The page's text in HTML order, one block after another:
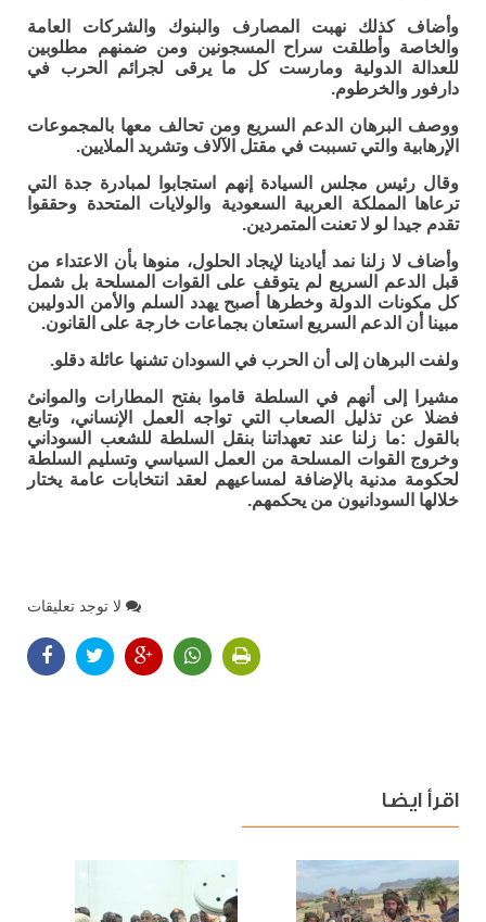
وأضاف كذلك نهبت المصارف والبنوك والشركات العامة
والخاصة وأطلقت سراح المسجونين ومن ضمنهم مطلوبين
للعدالة الدولية ومارست كل ما يرقى لجرائم الحرب في
دارفور والخرطوم.
ووصف البرهان الدعم السريع ومن تحالف معها بالمجموعات
الإرهابية والتي تسببت في مقتل الآلاف وتشريد الملايين.
وقال رئيس مجلس السيادة إنهم استجابوا لمبادرة جدة التي
ترعاها المملكة العربية السعودية والولايات المتحدة وحققوا
تقدم جيدا لو لا تعنت المتمردين.
وأضاف لا زلنا نمد أيادينا لإيجاد الحلول، منوها بأن الاعتداء من
قبل الدعم السريع لم يتوقف على القوات المسلحة بل شمل
كل مكونات الدولة وخطرها أصبح يهدد السلم والأمن الدوليبن
مبينا أن الدعم السريع استعان بجماعات خارجة على القانون.
ولفت البرهان إلى أن الحرب في السودان تشنها عائلة دقلو.
مشيرا إلى أنهم في السلطة قاموا بفتح المطارات والموانئ
فضلا عن تذليل الصعاب التي تواجه العمل الإنساني، وتابع
بالقول :ما زلنا عند تعهداتنا بنقل السلطة للشعب السوداني
وخروج القوات المسلحة من العمل السياسي وتسليم السلطة
لحكومة مدنية بالإضافة لمساعيهم لعقد انتخابات عامة يختار
خلالها السودانيون من يحكمهم.
لا توجد تعليقات
اقرأ ايضا